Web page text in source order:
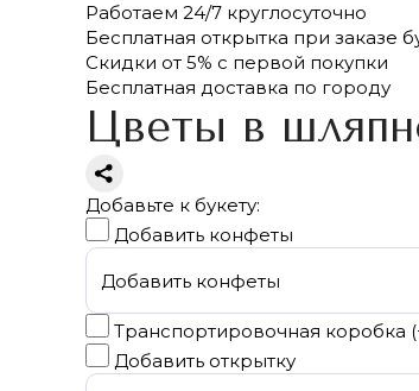
Работаем 24/7 круглосуточно
Бесплатная открытка при заказе
Скидки от 5% с первой покупки
Бесплатная доставка по городу
Цветы в
Добавьте к букету:
Добавить конфеты
Транспортировочная коробка
Добавить открытку